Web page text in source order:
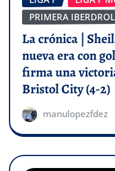
PRIMERA
La crónica |
nueva era con
firma una
Bristol City (4-2)
manulopezfdez